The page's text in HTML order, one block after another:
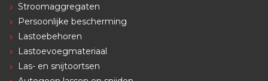
Stroomaggregaten
Persoonlijke bescherming
Lastoebehoren
Lastoevoegmateriaal
Las- en snijtoortsen